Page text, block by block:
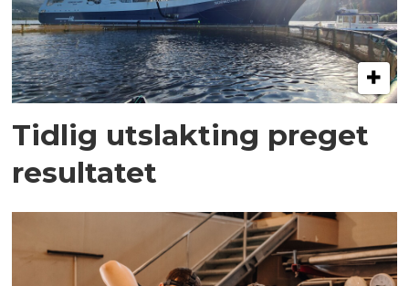
Tidlig utslakting preget
resultatet